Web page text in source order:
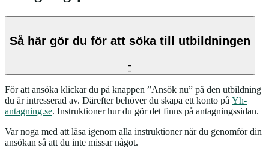
Så här gör du för att söka till utbildningen
För att ansöka klickar du på knappen ”Ansök nu” på den utbildning
du är intresserad av. Därefter behöver du skapa ett konto på Yh-
antagning.se. Instruktioner hur du gör det finns på antagningssidan.
Var noga med att läsa igenom alla instruktioner när du genomför din
ansökan så att du inte missar något.